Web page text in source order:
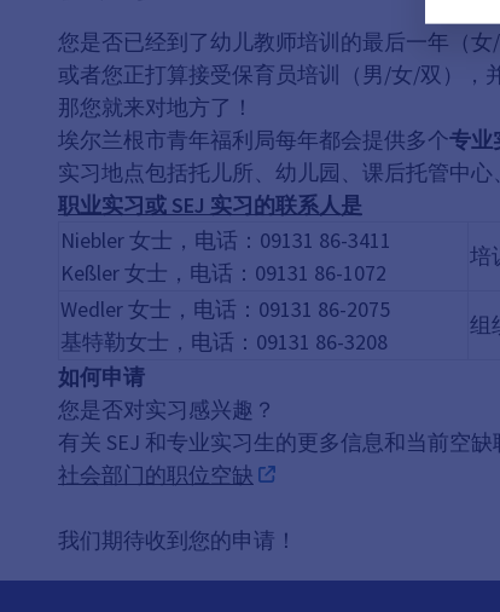
您是否已经到了幼儿教师培训的最后一年（
或者您正打算接受保育员培训（男/女/双），
那您就来对地方了！
埃尔兰根市青年福利局每年都会提供多个专业
实习地点包括托儿所、幼儿园、课后托管中
职业实习或 SEJ 实习的联系人是
Niebler 女士，电话：09131 86-3411
Keßler 女士，电话：09131 86-1072
培
Wedler 女士，电话：09131 86-2075
基特勒女士，电话：09131 86-3208
组
如何申请
您是否对实习感兴趣？
有关 SEJ 和专业实习生的更多信息和当前空缺
社会部门的职位空缺
我们期待收到您的申请！